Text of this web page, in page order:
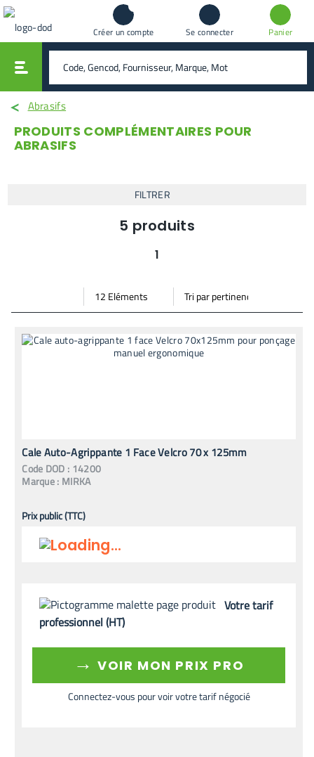
Créer un compte Se connecter Panier
rechercher
Abrasifs
PRODUITS COMPLÉMENTAIRES POUR
ABRASIFS
FILTRER
5 produits
1
Mode vignette
Mode bande
Par
page
Trier
par
Cale Auto-Agrippante 1 Face Velcro 70 x 125mm
Code DOD : 14200
Marque : MIRKA
Prix public (TTC)
Votre tarif
professionnel (HT)
→ VOIR MON PRIX PRO
Connectez-vous pour voir votre tarif négocié